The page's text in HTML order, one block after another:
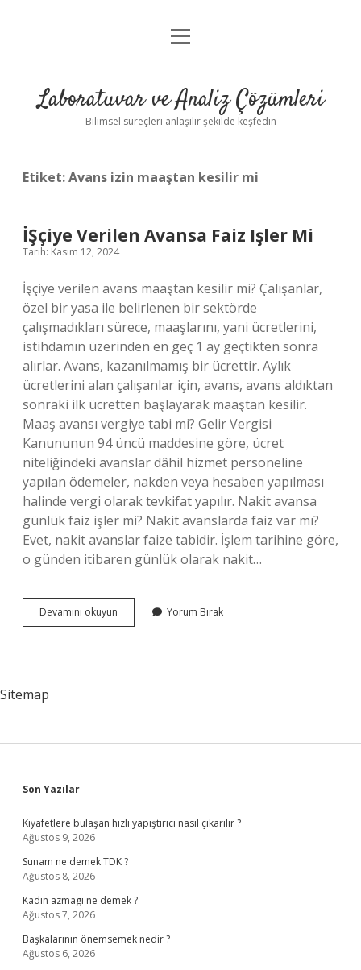
Anasayfa
Yasal Uyarı
menüyü
Laboratuvar ve Analiz Çözümleri
Bilimsel süreçleri anlaşılır şekilde keşfedin
Etiket:Avans izin maaştan kesilir mi
İŞçiye Verilen Avansa Faiz Işler Mi
Tarih: Kasım 12, 2024
İşçiye verilen avans maaştan kesilir mi? Çalışanlar,
özel bir yasa ile belirlenen bir sektörde
çalışmadıkları sürece, maaşlarını, yani ücretlerini,
istihdamın üzerinden en geç 1 ay geçtikten sonra
alırlar. Avans, kazanılmamış bir ücrettir. Aylık
ücretlerini alan çalışanlar için, avans, avans aldıktan
sonraki ilk ücretten başlayarak maaştan kesilir.
Maaş avansı vergiye tabi mi? Gelir Vergisi
Kanununun 94 üncü maddesine göre, ücret
niteliğindeki avanslar dâhil hizmet personeline
yapılan ödemeler, nakden veya hesaben yapılması
halinde vergi olarak tevkifat yapılır. Nakit avansa
günlük faiz işler mi? Nakit avanslarda faiz var mı?
Evet, nakit avanslar faize tabidir. İşlem tarihine göre,
o günden itibaren günlük olarak nakit…
Devamını okuyun
Verilen
Yorum Bırak
Sitemap
Sidebar
Son Yazılar
Kıyafetlere bulaşan hızlı yapıştırıcı nasıl çıkarılır ?
Ağustos 9, 2026
Sunam ne demek TDK ?
Ağustos 8, 2026
Kadın azmagı ne demek ?
Ağustos 7, 2026
Başkalarının önemsemek nedir ?
Ağustos 6, 2026